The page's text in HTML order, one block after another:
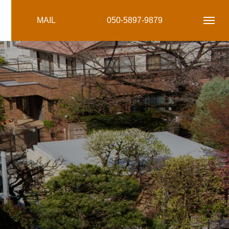
MAIL 050-5897-9879